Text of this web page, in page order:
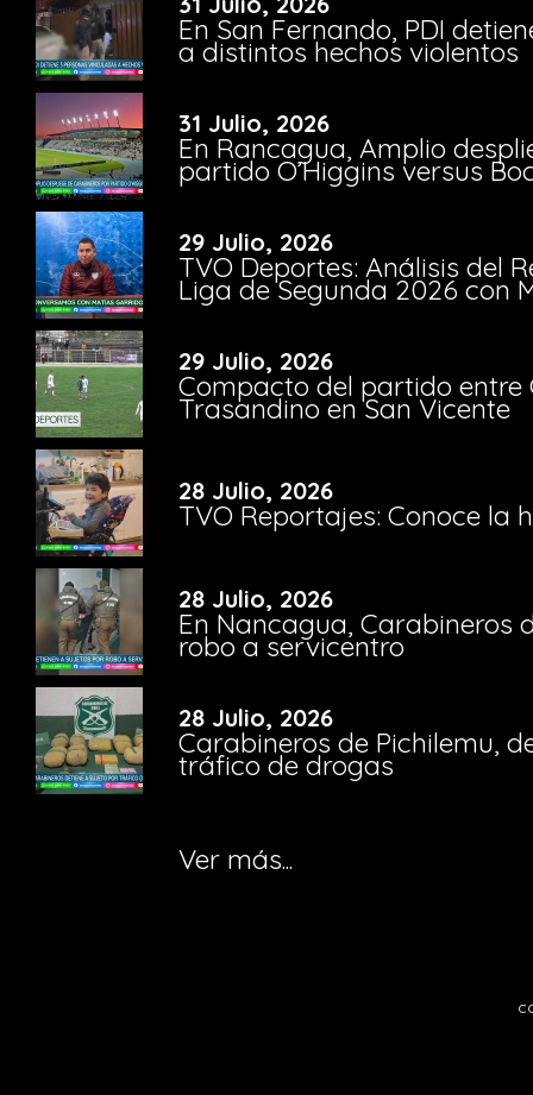
En San Fernando, PDI
a distintos hechos violentos
31 Julio, 2026
En Rancagua, Amplio
partido O’Higgins versus
29 Julio, 2026
TVO Deportes: Análisis del
Liga de Segunda 2026 con
29 Julio, 2026
Compacto del partido entre
Trasandino en San Vicente
28 Julio, 2026
TVO Reportajes: Conoce la
28 Julio, 2026
En Nancagua, Carabineros
robo a servicentro
28 Julio, 2026
Carabineros de Pichilemu,
tráfico de drogas
Ver más...